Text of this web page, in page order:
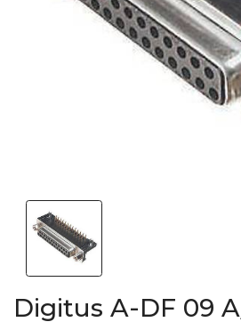
Digitus A-DF 09